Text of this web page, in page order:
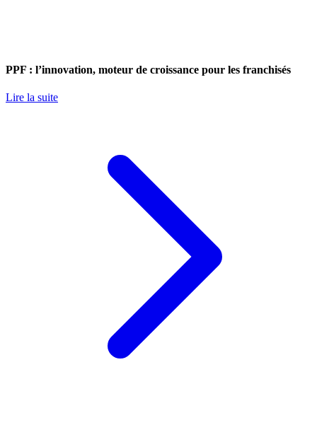
PPF : l’innovation, moteur de croissance pour les franchisés
Lire la suite